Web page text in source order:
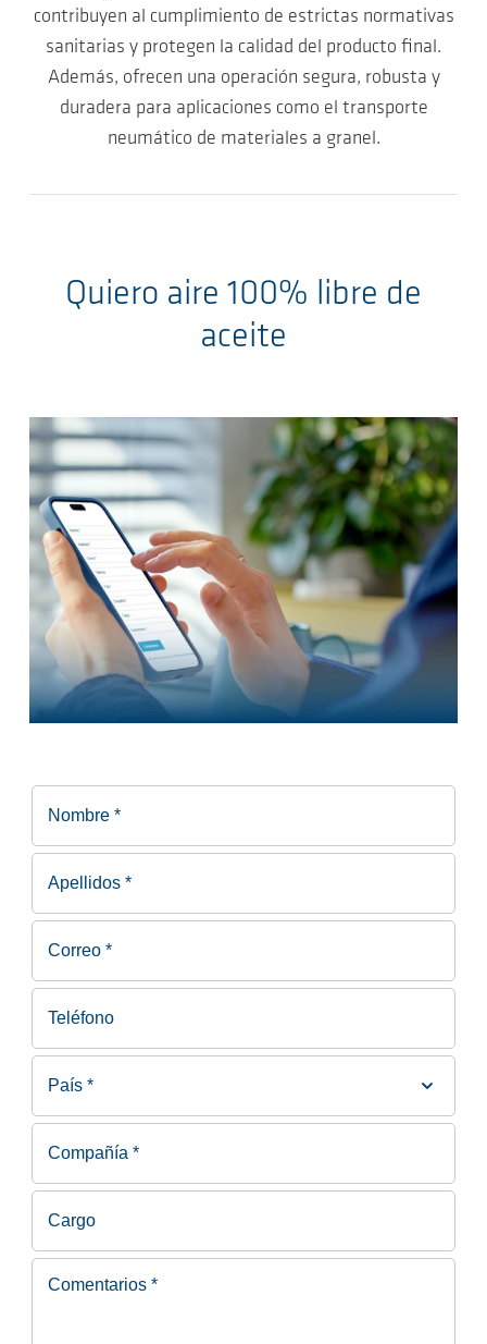
contribuyen al cumplimiento de estrictas normativas
sanitarias y protegen la calidad del producto final.
Además, ofrecen una operación segura, robusta y
duradera para aplicaciones como el transporte
neumático de materiales a granel.
Quiero aire 100% libre de
aceite